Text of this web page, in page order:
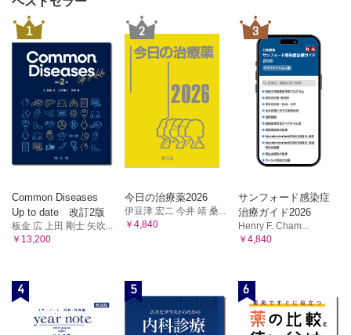
1
Common Diseases
Up to date 改訂2版
板金 広 上田 剛士 矢吹...
￥13,200
2
今日の治療薬2026
伊豆津 宏二 今井 靖 桑...
￥4,840
3
サンフォード感染症
治療ガイド2026
Henry F. Cham...
￥4,840
4 5 6